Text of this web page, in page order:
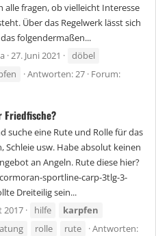
alle fragen, ob vielleicht Interesse
Über das Regelwerk lässt sich
folgendermaßen...
27. Juni 2021
döbel
Antworten: 27 Forum:
Friedfische?
suche eine Rute und Rolle für das
Schleie usw. Habe absolut keinen
an Angeln. Rute diese hier?
sportline-carp-3tlg-3-
Dreiteilig sein...
2017 hilfe
karpfen
rolle rute
Antworten: